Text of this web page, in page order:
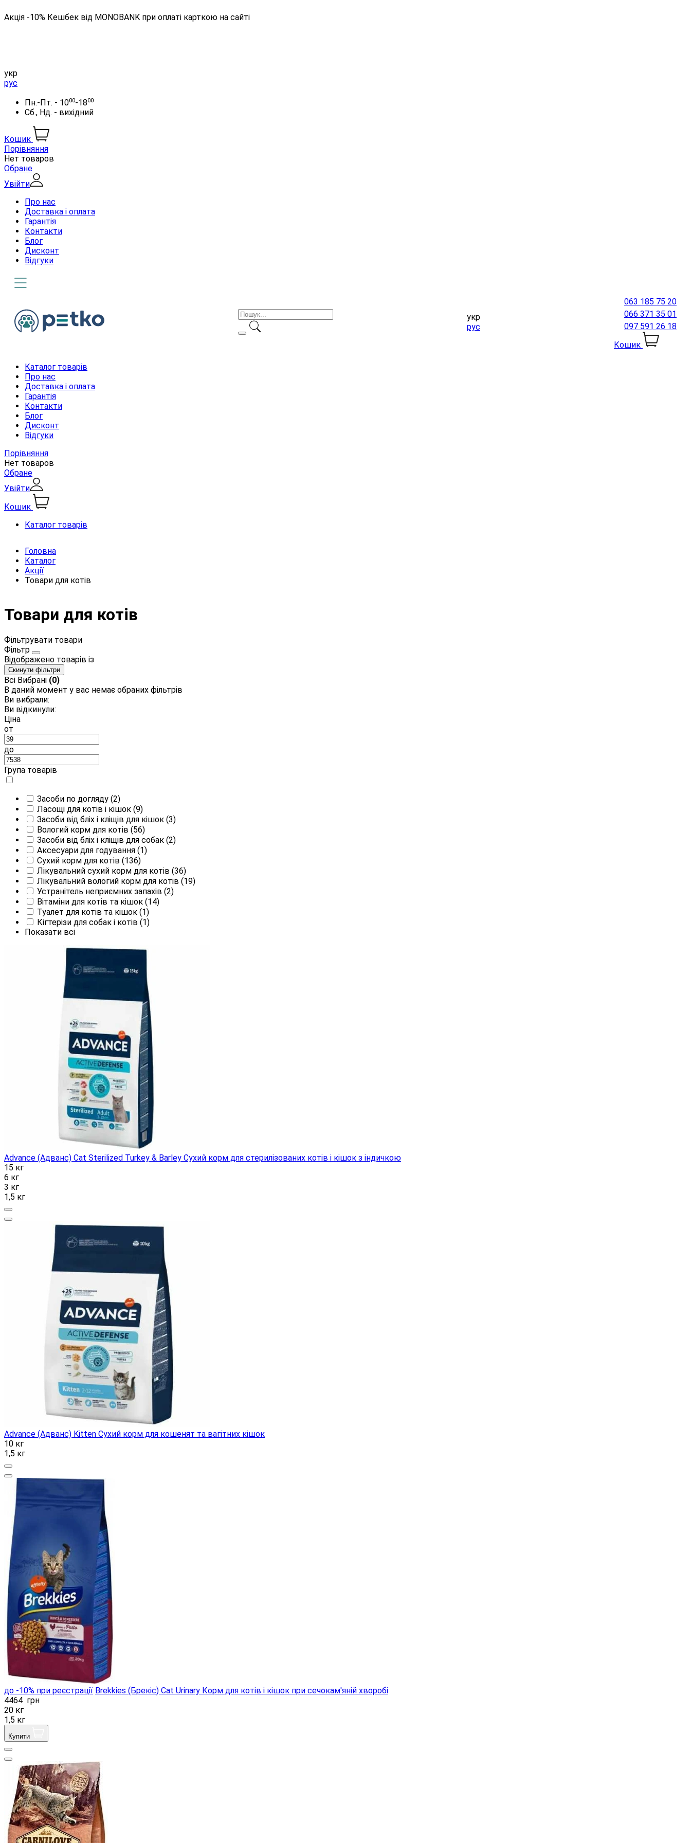
Акція -10% Кешбек від MONOBANK при оплаті карткою на сайті
укр
рус
Пн.-Пт. - 1000-1800
Сб., Нд. - вихідний
Кошик
Порівняння
Нет товаров
Обране
Увійти
Про нас
Доставка і оплата
Гарантія
Контакти
Блог
Дисконт
Відгуки
укр
рус
063 185 75 20
066 371 35 01
097 591 26 18
Кошик
Каталог товарів
Про нас
Доставка і оплата
Гарантія
Контакти
Блог
Дисконт
Відгуки
Порівняння
Нет товаров
Обране
Увійти
Кошик
Каталог товарів
Головна
Каталог
Акції
Товари для котів
Товари для котів
Фільтрувати товари
Фільтр
Відображено товарів із
Скинути фільтри
Всі Вибрані (0)
В даний момент у вас немає обраних фільтрів
Ви вибрали:
Ви відкинули:
Ціна
от
до
Група товарів
Засоби по догляду (2)
Ласощі для котів і кішок (9)
Засоби від бліх і кліщів для кішок (3)
Вологий корм для котів (56)
Засоби від бліх і кліщів для собак (2)
Аксесуари для годування (1)
Сухий корм для котів (136)
Лікувальний сухий корм для котів (36)
Лікувальний вологий корм для котів (19)
Устранітель неприємних запахів (2)
Вітаміни для котів та кішок (14)
Туалет для котів та кішок (1)
Кігтерізи для собак і котів (1)
Показати всі
Advance (Адванс) Cat Sterilized Turkey & Barley Сухий корм для стерилізованих котів і кішок з індичкою
15 кг
6 кг
3 кг
1,5 кг
Advance (Адванс) Kitten Сухий корм для кошенят та вагітних кішок
10 кг
1,5 кг
до -10% при реєстрації Brekkies (Брекіс) Cat Urinary Корм ​​для котів і кішок при сечокам'яній хворобі
4464 грн
20 кг
1,5 кг
Купити